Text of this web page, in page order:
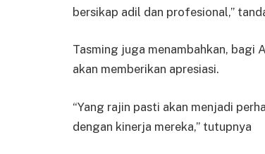
bersikap adil dan profesional,”
Tasming juga menambahkan, bagi
akan memberikan apresiasi.
“Yang rajin pasti akan menjadi
dengan kinerja mereka,” tutupnya